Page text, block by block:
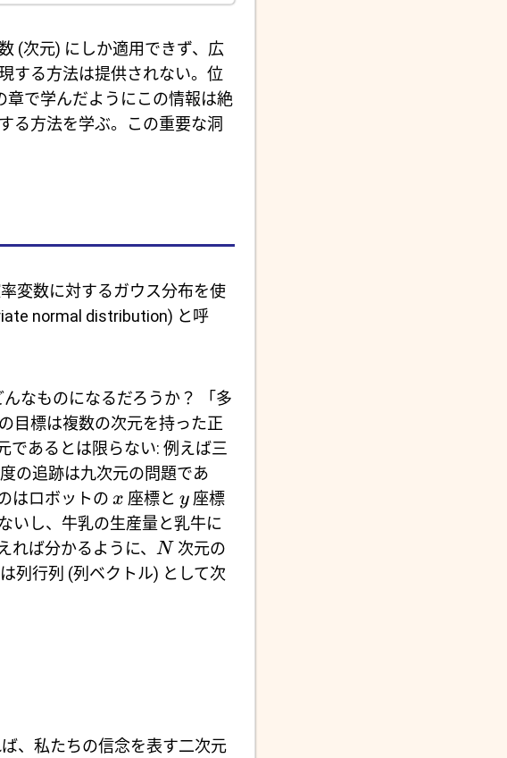
(次元) にしか適用できず、広
する方法は提供されない。位
章で学んだようにこの情報は絶
る方法を学ぶ。この重要な洞
変数に対するガウス分布を使
normal distribution) と呼
なものになるだろうか？ 「多
目標は複数の次元を持った正
であるとは限らない: 例えば三
の追跡は九次元の問題であ
はロボットの x 座標と y 座標
いし、牛乳の生産量と乳牛に
ば分かるように、 N 次元の
列行列 (列ベクトル) として次
、私たちの信念を表す二次元